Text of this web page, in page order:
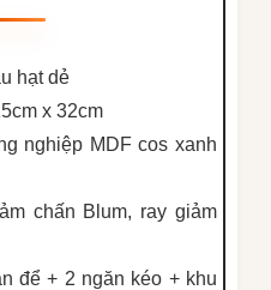
hạt dẻ
x 32cm
nghiệp MDF cos xanh
chấn Blum, ray giảm
để + 2 ngăn kéo + khu